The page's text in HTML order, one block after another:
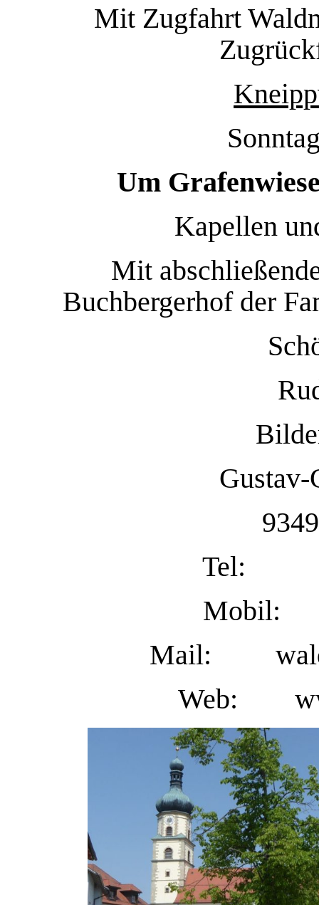
Mit Zugfahrt
Um
Kapellen
Mit
Buchbergerhof der
Gustav-
Tel:
Mobil:
Mail:
Web: